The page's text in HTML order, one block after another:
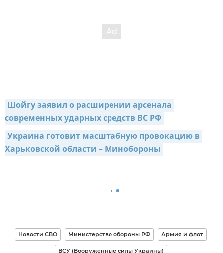
Шойгу заявил о расширении арсенала
современных ударных средств ВС РФ
Украина готовит масштабную провокацию в
Харьковской области – Минобороны
Новости СВО Министерство обороны РФ Армия и флот
ВСУ (Вооруженные силы Украины)